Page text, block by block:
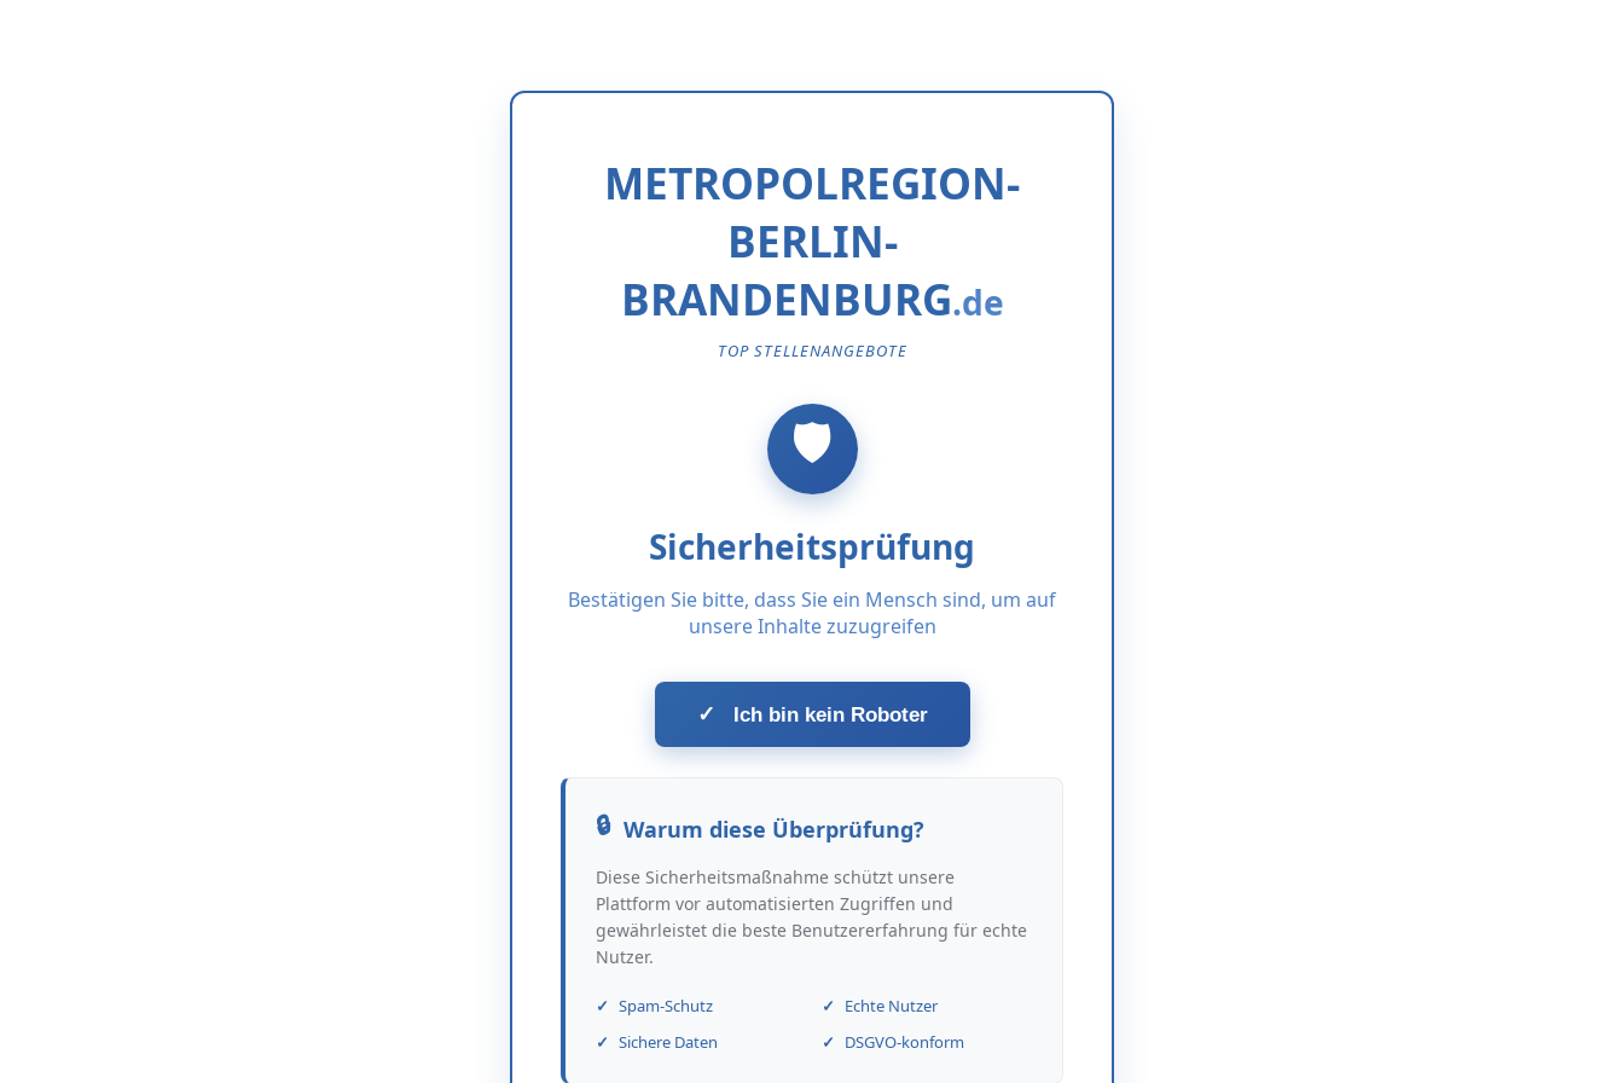
METROPOLREGION-
BERLIN-
BRANDENBURG
TOP STELLENANGEBOTE
Sicherheitsprüfung
Bestätigen Sie bitte, dass Sie ein Mensch sind, um auf
unsere Inhalte zuzugreifen
✓ Ich bin kein Roboter
Warum diese Überprüfung?
Diese Sicherheitsmaßnahme schützt unsere
Plattform vor automatisierten Zugriffen und
gewährleistet die beste Benutzererfahrung für echte
Nutzer.
Spam-Schutz
Echte Nutzer
Sichere Daten
DSGVO-konform